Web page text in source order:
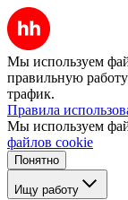
Мы используем
правильную
трафик.
Правила
Мы используем
файлов cookie
Понятно
Ищу работу